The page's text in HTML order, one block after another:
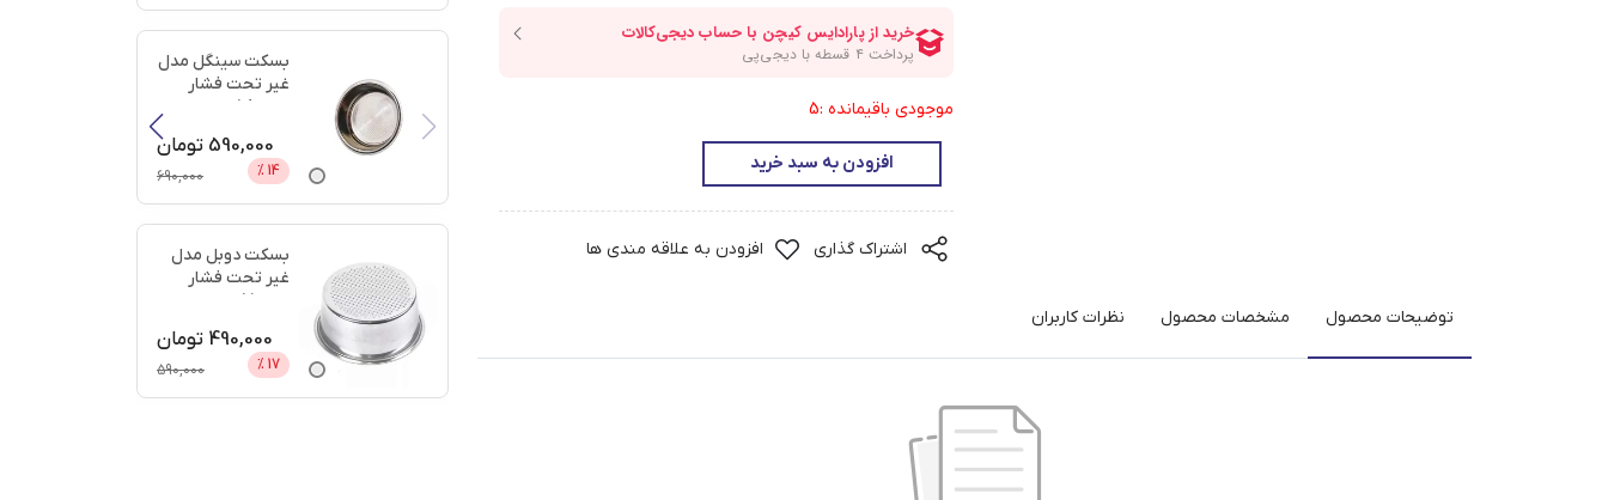
موجودی باقیمانده :5
افزودن به سبد خرید
اشتراک گذاری افزودن به علاقه مندی ها
توضیحات محصول مشخصات محصول نظرات کاربران
بسکت سینگل مدل
غیر تحت فشار
590,000 تومان
14
%
690,000
بسکت دوبل مدل
غیر تحت فشار
490,000 تومان
17
%
590,000